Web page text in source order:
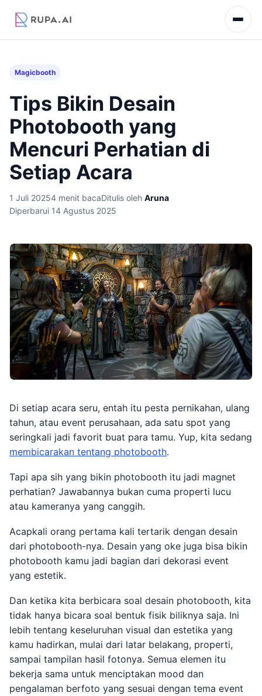
Magicbooth
Tips Bikin Desain
Photobooth yang
Mencuri Perhatian di
Setiap Acara
1 Juli 20254 menit bacaDitulis oleh Aruna
Diperbarui 14 Agustus 2025
Di setiap acara seru, entah itu pesta pernikahan, ulang
tahun, atau event perusahaan, ada satu spot yang
seringkali jadi favorit buat para tamu. Yup, kita sedang
membicarakan tentang photobooth.
Tapi apa sih yang bikin photobooth itu jadi magnet
perhatian? Jawabannya bukan cuma properti lucu
atau kameranya yang canggih.
Acapkali orang pertama kali tertarik dengan desain
dari photobooth-nya. Desain yang oke juga bisa bikin
photobooth kamu jadi bagian dari dekorasi event
yang estetik.
Dan ketika kita berbicara soal desain photobooth, kita
tidak hanya bicara soal bentuk fisik biliknya saja. Ini
lebih tentang keseluruhan visual dan estetika yang
kamu hadirkan, mulai dari latar belakang, properti,
sampai tampilan hasil fotonya. Semua elemen itu
bekerja sama untuk menciptakan mood dan
pengalaman berfoto yang sesuai dengan tema event